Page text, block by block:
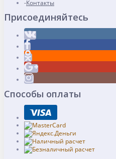
Контакты
Присоединяйтесь
Способы оплаты